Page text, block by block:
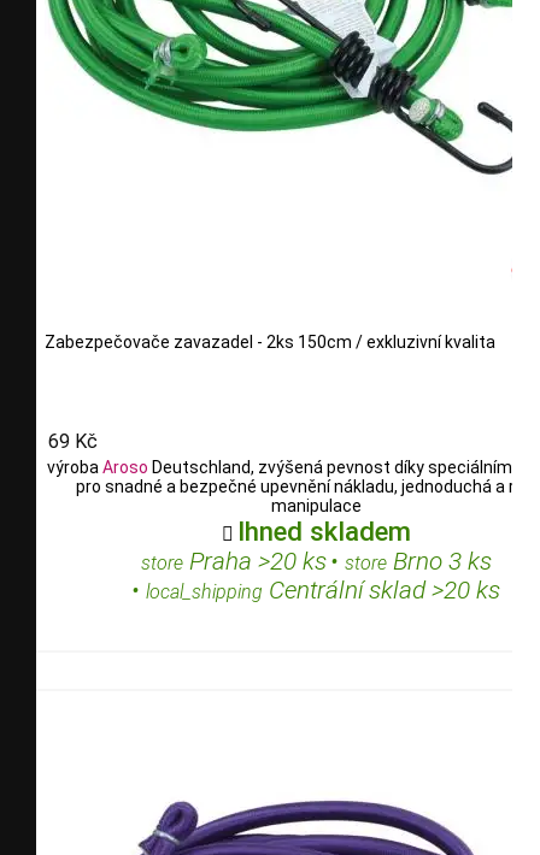
Zabezpečovače zavazadel - 2ks 150cm / exkluzivní kvalita
69 Kč
výroba Aroso Deutschland, zvýšená pevnost díky speciálním
pro snadné a bezpečné upevnění nákladu, jednoduchá a
manipulace
 Ihned skladem
storePraha >20 ks• storeBrno 3 ks
• local_shipping Centrální sklad >20 ks